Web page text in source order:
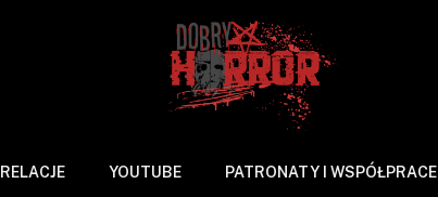
RELACJE YOUTUBE PATRONATY I WSPÓŁPRACE